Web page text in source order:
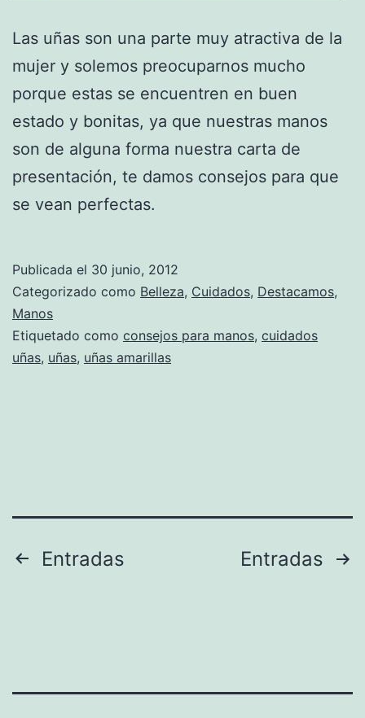
Las uñas son una parte muy atractiva de la
mujer y solemos preocuparnos mucho
porque estas se encuentren en buen
estado y bonitas, ya que nuestras manos
son de alguna forma nuestra carta de
presentación, te damos consejos para que
se vean perfectas.
Publicada el 30 junio, 2012
Categorizado como Belleza, Cuidados, Destacamos,
Manos
Etiquetado como consejos para manos, cuidados
uñas, uñas, uñas amarillas
Paginación
Entradas Entradas